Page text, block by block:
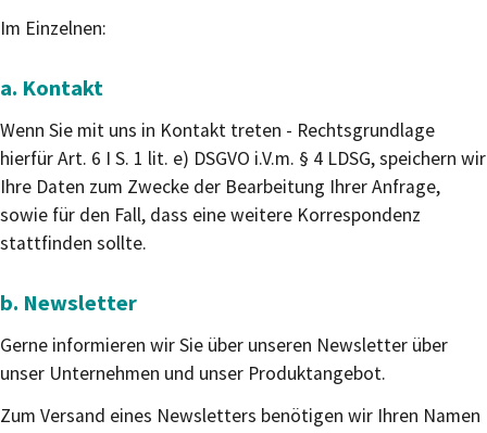
Im Einzelnen:
a. Kontakt
Wenn Sie mit uns in Kontakt treten - Rechtsgrundlage
hierfür Art. 6 I S. 1 lit. e) DSGVO i.V.m. § 4 LDSG, speichern wir
Ihre Daten zum Zwecke der Bearbeitung Ihrer Anfrage,
sowie für den Fall, dass eine weitere Korrespondenz
stattfinden sollte.
b. Newsletter
Gerne informieren wir Sie über unseren Newsletter über
unser Unternehmen und unser Produktangebot.
Zum Versand eines Newsletters benötigen wir Ihren Namen